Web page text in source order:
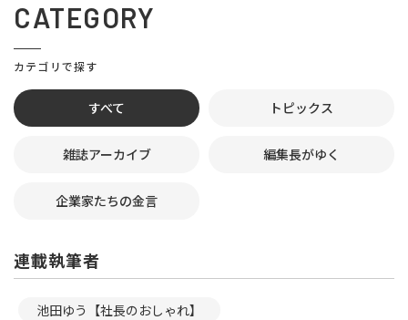
CATEGORY
カテゴリで探す
すべて トピックス
雑誌アーカイブ 編集長がゆく
企業家たちの金言
連載執筆者
池田ゆう【社長のおしゃれ】